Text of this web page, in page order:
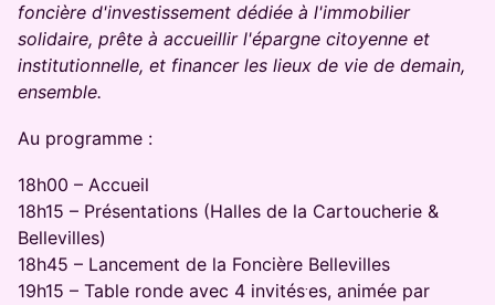
foncière d'investissement dédiée à l'immobilier
solidaire, prête à accueillir l'épargne citoyenne et
institutionnelle, et financer les lieux de vie de demain,
ensemble.
​Au programme :
18h00 – Accueil
18h15 – Présentations (Halles de la Cartoucherie &
Bellevilles)
18h45 – Lancement de la Foncière Bellevilles
19h15 – Table ronde avec 4 invités⸱es, animée par